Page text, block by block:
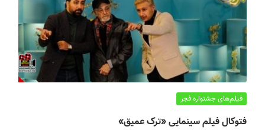
فیلم‌های جشنواره فجر
فتوکال فیلم سینمایی «ترک عمیق»